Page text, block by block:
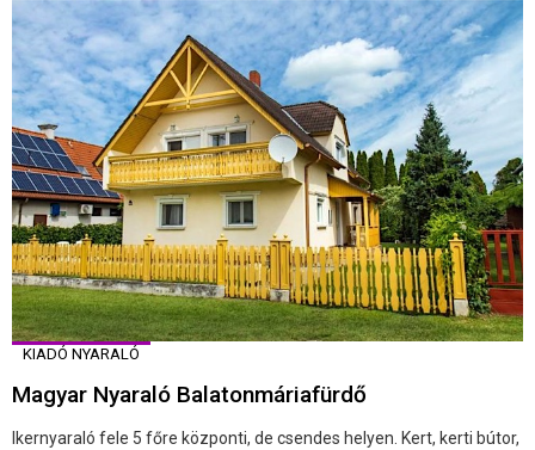
KIADÓ NYARALÓ
Magyar Nyaraló Balatonmáriafürdő
Ikernyaraló fele 5 főre központi, de csendes helyen. Kert, kerti bútor,